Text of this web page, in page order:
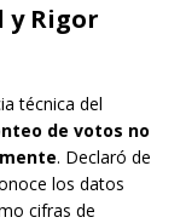
y Rigor
técnica del
de votos no
. Declaró de
los datos
cifras de